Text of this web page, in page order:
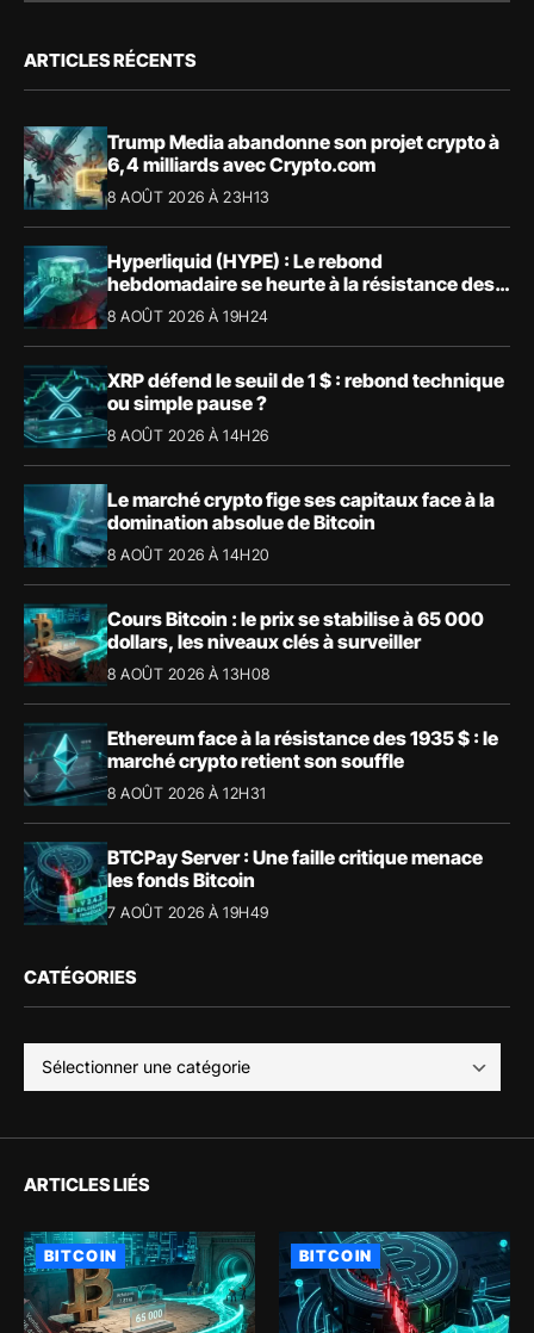
ARTICLES RÉCENTS
Trump Media abandonne son projet crypto à
6,4 milliards avec Crypto.com
8 AOÛT 2026 À 23H13
Hyperliquid (HYPE) : Le rebond
hebdomadaire se heurte à la résistance des
57,90 $
8 AOÛT 2026 À 19H24
XRP défend le seuil de 1 $ : rebond technique
ou simple pause ?
8 AOÛT 2026 À 14H26
Le marché crypto fige ses capitaux face à la
domination absolue de Bitcoin
8 AOÛT 2026 À 14H20
Cours Bitcoin : le prix se stabilise à 65 000
dollars, les niveaux clés à surveiller
8 AOÛT 2026 À 13H08
Ethereum face à la résistance des 1935 $ : le
marché crypto retient son souffle
8 AOÛT 2026 À 12H31
BTCPay Server : Une faille critique menace
les fonds Bitcoin
7 AOÛT 2026 À 19H49
CATÉGORIES
ARTICLES LIÉS
BITCOIN BITCOIN